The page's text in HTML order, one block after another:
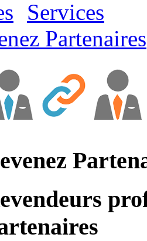
Services
Partenaires